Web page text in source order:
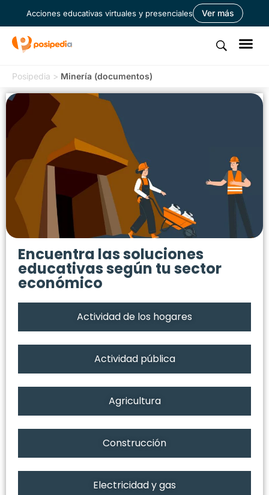
Acciones educativas virtuales y presenciales Ver más
Posipedia > Minería (documentos)
Encuentra las soluciones
educativas según tu sector
económico
Actividad de los hogares
Actividad pública
Agricultura
Construcción
Electricidad y gas